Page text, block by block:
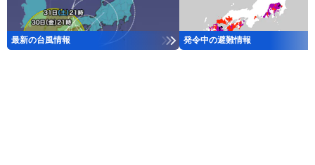
最新の台風情報 発令中の避難情報